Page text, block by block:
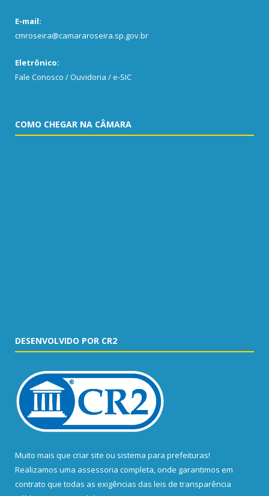
E-mail:
cmroseira@camararoseira.sp.gov.br
Eletrônico:
Fale Conosco / Ouvidoria / e-SIC
COMO CHEGAR NA CÂMARA
DESENVOLVIDO POR CR2
Muito mais que criar site ou sistema para prefeituras!
Realizamos uma assessoria completa, onde garantimos em
contrato que todas as exigências das leis de transparência